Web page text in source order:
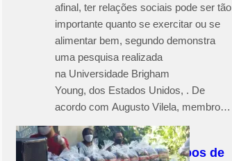
afinal, ter relações sociais pode ser tão
importante quanto se exercitar ou se
alimentar bem, segundo demonstra
uma pesquisa realizada
na Universidade Brigham
Young, dos Estados Unidos, . De
acordo com Augusto Vilela, membro…
Solidariedade em tempos de